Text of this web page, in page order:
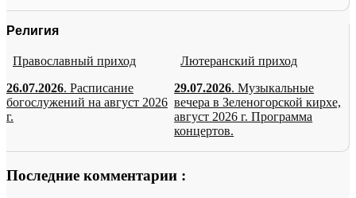
Религия
Православный приход
26.07.2026. Расписание
богослужений на август 2026
г.
Лютеранский приход
29.07.2026. Музыкальные
вечера в Зеленогорской кирхе,
август 2026 г. Программа
концертов.
Последние комментарии :